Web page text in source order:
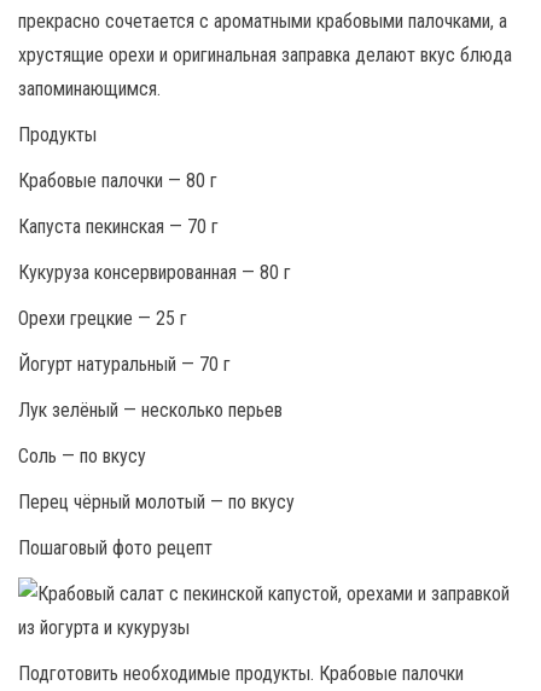
прекрасно сочетается с ароматными крабовыми палочками, а
хрустящие орехи и оригинальная заправка делают вкус блюда
запоминающимся.
Продукты
Крабовые палочки — 80 г
Капуста пекинская — 70 г
Кукуруза консервированная — 80 г
Орехи грецкие — 25 г
Йогурт натуральный — 70 г
Лук зелёный — несколько перьев
Соль — по вкусу
Перец чёрный молотый — по вкусу
Пошаговый фото рецепт
Подготовить необходимые продукты. Крабовые палочки